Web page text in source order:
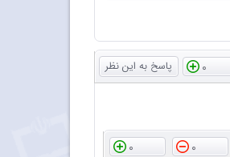
0
0
0